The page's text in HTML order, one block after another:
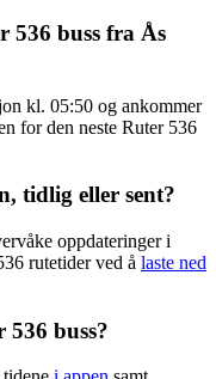
536 buss fra Ås
kl. 05:50 og ankommer
for den neste Ruter 536
tidlig eller sent?
oppdateringer i
rutetider ved å laste ned
536 buss?